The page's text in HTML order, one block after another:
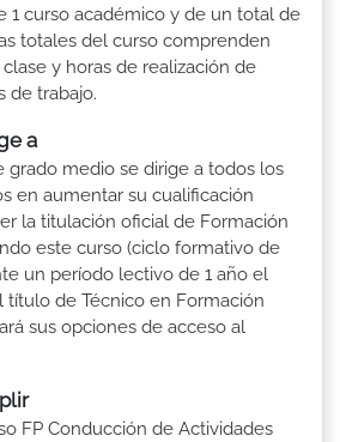
1 curso académico y de un total de
totales del curso comprenden
y horas de realización de
de trabajo.
a
grado medio se dirige a todos los
en aumentar su cualificación
la titulación oficial de Formación
este curso (ciclo formativo de
un período lectivo de 1 año el
de Técnico en Formación
sus opciones de acceso al
FP Conducción de Actividades